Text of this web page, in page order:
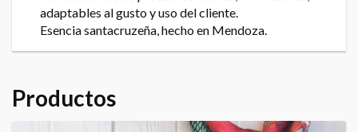
adaptables al gusto y uso del cliente.
Esencia santacruzeña, hecho en Mendoza.
Productos